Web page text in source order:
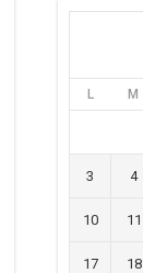
L M
3 4
10 11
17 18